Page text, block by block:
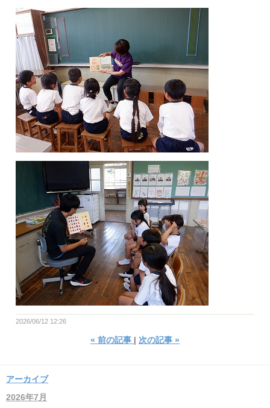
2026/06/12 12:26
« 前の記事 次の記事 »
アーカイブ
2026年7月